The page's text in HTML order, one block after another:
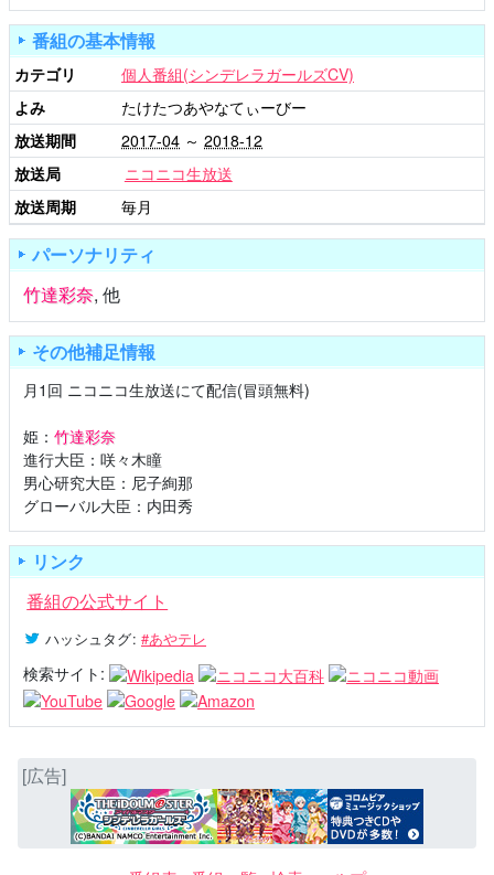
番組の基本情報
カテゴリ
個人番組(シンデレラガールズCV)
よみ
たけたつあやなてぃーびー
放送期間
2017-04 ～ 2018-12
放送局
ニコニコ生放送
放送周期
毎月
パーソナリティ
竹達彩奈, 他
その他補足情報
月1回 ニコニコ生放送にて配信(冒頭無料)
姫： 竹達彩奈
進行大臣：咲々木瞳
男心研究大臣：尼子絢那
グローバル大臣：内田秀
リンク
番組の公式サイト
ハッシュタグ: #あやテレ
検索サイト:
[広告]